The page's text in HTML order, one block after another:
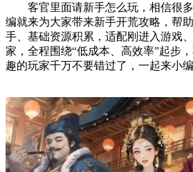
客官里面请新手怎么玩，相信很多
编就来为大家带来新手开荒攻略，帮
手、基础资源积累，适配刚进入游戏
家，全程围绕“低成本、高效率”起步
趣的玩家千万不要错过了，一起来小